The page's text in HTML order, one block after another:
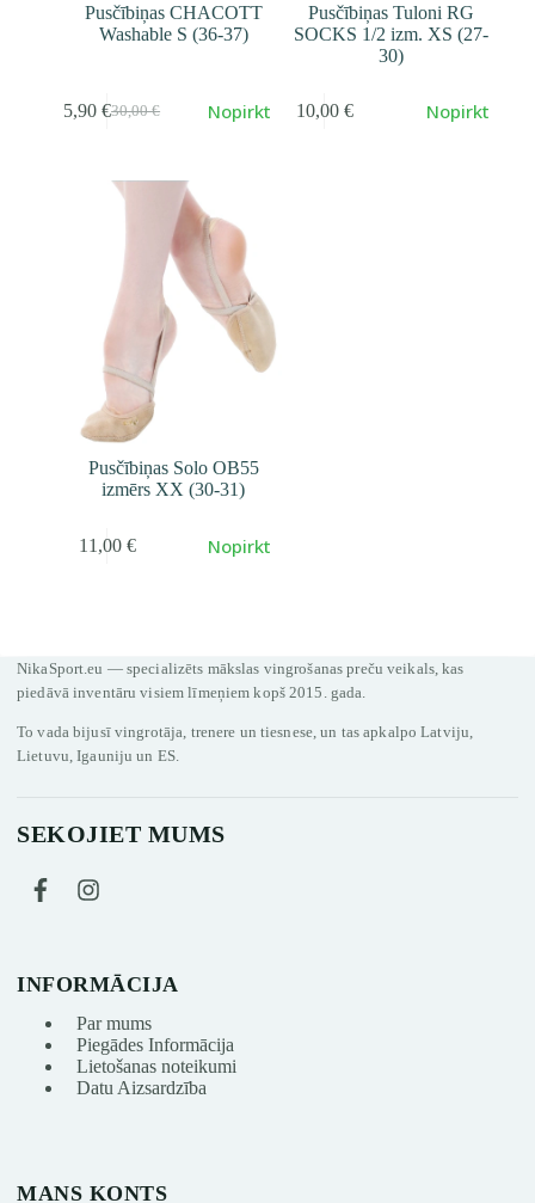
Pusčībiņas CHACOTT
Washable S (36-37)
30,00€
Первоначальная
30,00 €.
25,90€Текущая
Nopirkt
Pusčībiņas Tuloni RG
SOCKS 1/2 izm. XS (27-
30)
10,00 € Nopirkt
Pusčībiņas Solo OB55
izmērs XX (30-31)
11,00 € Nopirkt
NikaSport.eu — specializēts mākslas vingrošanas preču veikals, kas
piedāvā inventāru visiem līmeņiem kopš 2015. gada.
To vada bijusī vingrotāja, trenere un tiesnese, un tas apkalpo Latviju,
Lietuvu, Igauniju un ES.
SEKOJIET MUMS
INFORMĀCIJA
Par mums
Piegādes Informācija
Lietošanas noteikumi
Datu Aizsardzība
MANS KONTS